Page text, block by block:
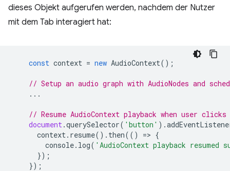
dieses Objekt aufgerufen werden, nachdem der Nutzer
mit dem Tab interagiert hat:
const context = new AudioContext();
// Setup an audio graph with AudioNodes and
...
// Resume AudioContext playback when user
document.querySelector( 'button' ).
context. resume(). then(() => {
console. log( 'AudioContext playback resumed
});
});